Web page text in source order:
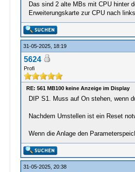
Das sind 2 alte MBs mit CPU hinter
Erweiterungskarte zur CPU nach
31-05-2025, 18:19
5624
Profi
RE: 561 MB100 keine Anzeige im Display
DIP S1. Muss auf On stehen, wenn
Nachdem Umstellen ist ein Reset
Wenn die Anlage den
31-05-2025, 20:38